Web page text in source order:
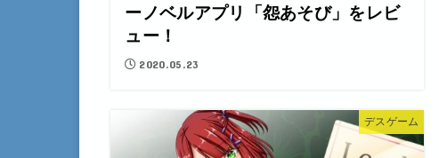
ーノベルアプリ「怨あそび」をレビ
ュー！
2020.05.23
デスゲーム